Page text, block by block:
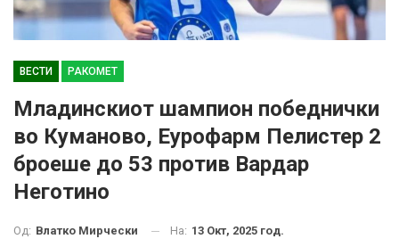
ВЕСТИ РАКОМЕТ
Младинскиот шампион победнички
во Куманово, Еурофарм Пелистер 2
броеше до 53 против Вардар
Неготино
Од: Влатко Мирчески На: 13 Окт, 2025 год.